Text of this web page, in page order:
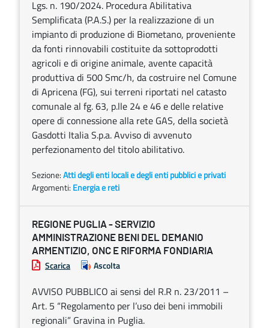
Lgs. n. 190/2024. Procedura Abilitativa
Semplificata (P.A.S.) per la realizzazione di un
impianto di produzione di Biometano, proveniente
da fonti rinnovabili costituite da sottoprodotti
agricoli e di origine animale, avente capacità
produttiva di 500 Smc/h, da costruire nel Comune
di Apricena (FG), sui terreni riportati nel catasto
comunale al fg. 63, p.lle 24 e 46 e delle relative
opere di connessione alla rete GAS, della società
Gasdotti Italia S.p.a. Avviso di avvenuto
perfezionamento del titolo abilitativo.
Sezione:Atti degli enti locali e degli enti pubblici e privati
Argomenti: Energia e reti
REGIONE PUGLIA - SERVIZIO
AMMINISTRAZIONE BENI DEL DEMANIO
ARMENTIZIO, ONC E RIFORMA FONDIARIA
Scarica Ascolta
AVVISO PUBBLICO ai sensi del R.R n. 23/2011 –
Art. 5 “Regolamento per l’uso dei beni immobili
regionali” Gravina in Puglia.